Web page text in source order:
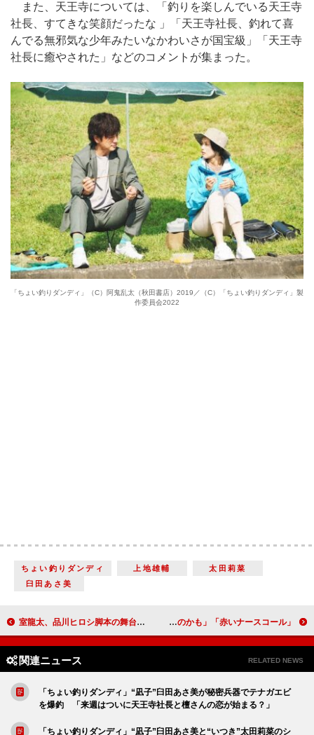
また、天王寺については、「釣りを楽しんでいる天王寺
社長、すてきな笑顔だったな 」「天王寺社長、釣れて喜
んでる無邪気な少年みたいなかわいさが国宝級」「天王寺
社長に癒やされた」などのコメントが集まった。
「ちょい釣りダンディ」（C）阿鬼乱太（秋田書店）2019／（C）「ちょい釣りダンディ」製
作委員会2022
ちょい釣りダンディ 上地雄輔
太田莉菜
臼田あさ美
室龍太、品川ヒロシ脚本の舞台で漫才に挑戦 Ｍ‐１出場をジャニー喜多川さんに直訴の過去も 「赤いナースコール」佐藤勝利と菊池風磨の「思わぬコラボに笑った」 「“認知症の老婆”藤夏子が鍵を握っているのかも」
関連ニュース RELATED NEWS
「ちょい釣りダンディ」“凪子”臼田あさ美が秘密兵器でテナガエビ
を爆釣 「来週はついに天王寺社長と檀さんの恋が始まる？」
「ちょい釣りダンディ」“凪子”臼田あさ美と“いつき”太田莉菜のシ